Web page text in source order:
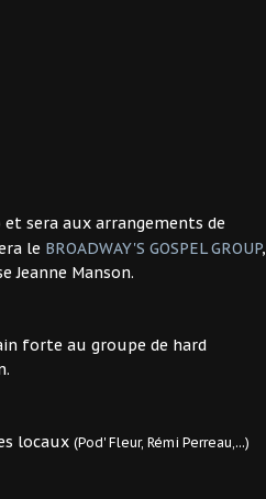
sera aux arrangements de
le BROADWAY'S GOSPEL GROUP,
Jeanne Manson.
forte au groupe de hard
locaux (Pod' Fleur, Rémi Perreau,...)